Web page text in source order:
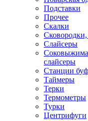
Подставки
Прочее
Скалки
Слайсеры
слайсеры
Станции
Таймеры
Терки
Термометры
Турки
Центрифуги